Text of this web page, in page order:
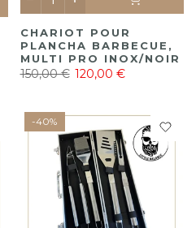
CHARIOT POUR
PLANCHA BARBECUE,
MULTI PRO INOX/NOIR
150,00 € 120,00 €
-40%